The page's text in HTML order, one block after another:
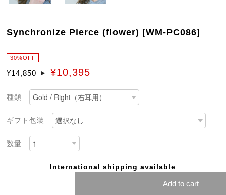
Synchronize Pierce (flower) [WM-PC086]
30%OFF
¥14,850 ¥10,395
種類
ギフト包装
数量
International shipping available
Add to cart